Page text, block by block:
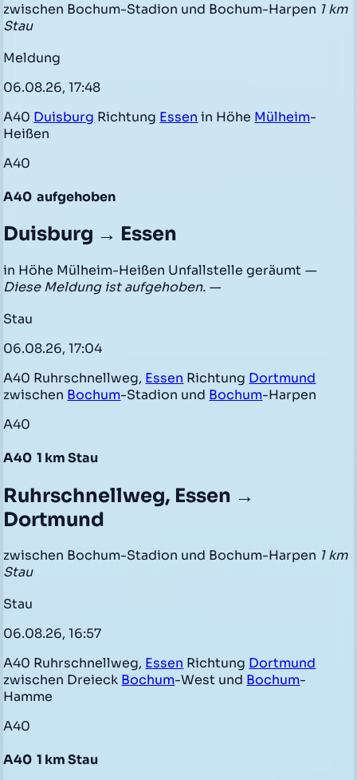
zwischen Bochum-Stadion und Bochum-Harpen 1 km
Stau
Meldung
06.08.26, 17:48
A40 Duisburg Richtung Essen in Höhe Mülheim-
Heißen
A40
A40 aufgehoben
Duisburg → Essen
in Höhe Mülheim-Heißen Unfallstelle geräumt —
Diese Meldung ist aufgehoben. —
Stau
06.08.26, 17:04
A40 Ruhrschnellweg, Essen Richtung Dortmund
zwischen Bochum-Stadion und Bochum-Harpen
A40
A40 1 km Stau
Ruhrschnellweg, Essen →
Dortmund
zwischen Bochum-Stadion und Bochum-Harpen 1 km
Stau
Stau
06.08.26, 16:57
A40 Ruhrschnellweg, Essen Richtung Dortmund
zwischen Dreieck Bochum-West und Bochum-
Hamme
A40
A40 1 km Stau